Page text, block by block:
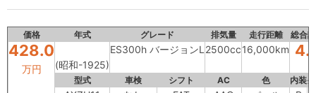
価格 年式 グレード 排気量 走行距離 総合
428.0
万円 (昭和-1925)
ES300h バージョンL 2500cc16,000km
型式 車検 シフト AC 色 内装